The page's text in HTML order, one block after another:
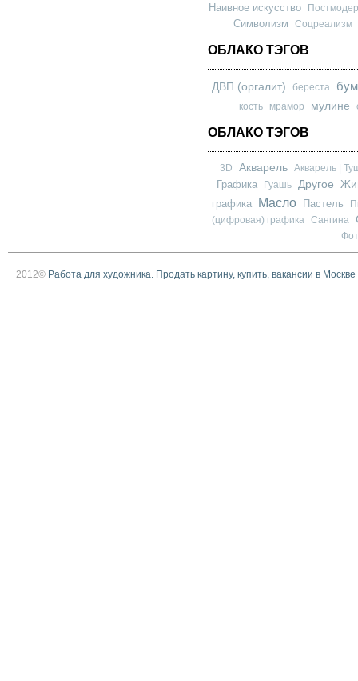
Наивное искусство
Символизм Соцреализм
ОБЛАКО ТЭГОВ
ДВП (оргалит) береста
кость мрамор мулине
ОБЛАКО ТЭГОВ
3D Акварель Акварель |
Графика Гуашь Другое
графика
Масло Пастель
(цифровая) графика
Сангина
2012© Работа для художника. Продать картину, купить, вакансии в Москве